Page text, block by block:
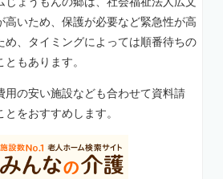
高いため、保護が必要など緊急性が高
め、タイミングによっては順番待ちの
もあります。
用の安い施設なども合わせて資料請
をおすすめします。